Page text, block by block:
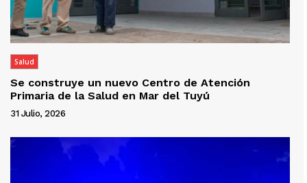
Salud
Se construye un nuevo Centro de Atención
Primaria de la Salud en Mar del Tuyú
31 Julio, 2026